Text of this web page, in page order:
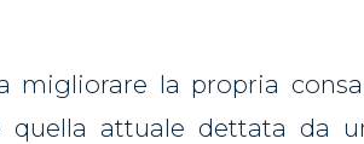
migliorare la propria
attuale dettata da